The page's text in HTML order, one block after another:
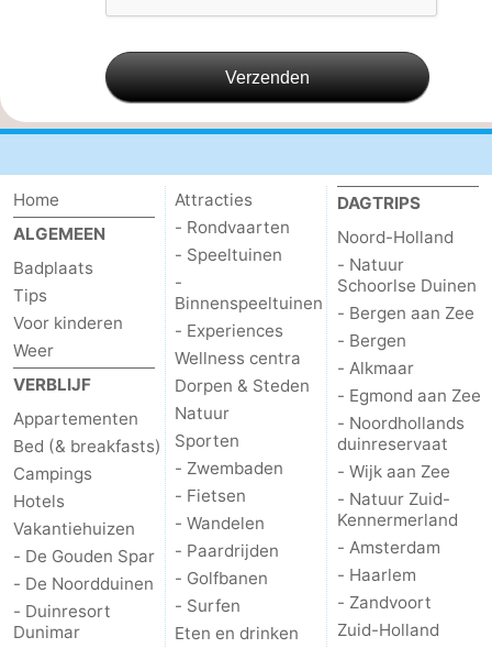
-
Fietsen
-
Wandelen
-
Golfbanen
-
Surfen
Eten
en
drinken
Evenementen
Praktisch
Verzenden
Home
ALGEMEEN
Badplaats
Tips
Voor kinderen
Weer
VERBLIJF
Appartementen
Bed (& breakfasts)
Campings
Hotels
Vakantiehuizen
- De Gouden Spar
- De Noordduinen
- Duinresort
Dunimar
Attracties
- Rondvaarten
- Speeltuinen
-
Binnenspeeltuinen
- Experiences
Wellness centra
Dorpen & Steden
Natuur
Sporten
- Zwembaden
- Fietsen
- Wandelen
- Paardrijden
- Golfbanen
- Surfen
Eten en drinken
DAGTRIPS
Noord-Holland
- Natuur
Schoorlse Duinen
- Bergen aan Zee
- Bergen
- Alkmaar
- Egmond aan Zee
- Noordhollands
duinreservaat
- Wijk aan Zee
- Natuur Zuid-
Kennermerland
- Amsterdam
- Haarlem
- Zandvoort
Zuid-Holland